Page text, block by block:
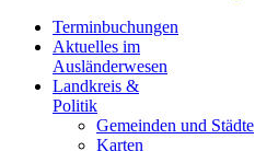
Terminbuchungen
Aktuelles im
Ausländerwesen
Landkreis &
Politik
Gemeinden und Städte
Karten